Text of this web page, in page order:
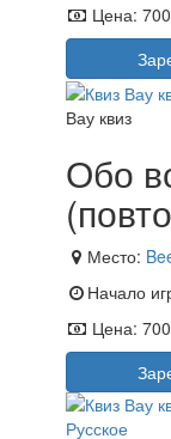
Цена:
Вау квиз
Обо
Место:
Начало
Цена: